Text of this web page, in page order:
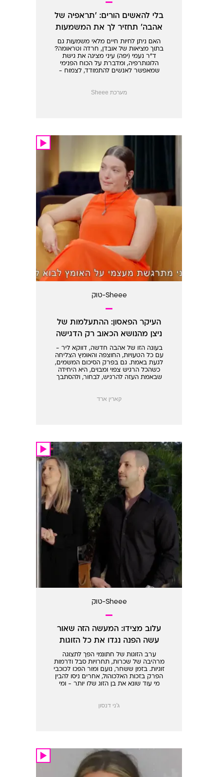
בלי להאשים הורים: 'תראפיה של
אהבה' תחזיר לך את המשמעות
לחיים
האם ניתן לחיות חיים מלאי משמעות גם
בתוך מציאות של אובדן, חרדה וטראומה?
ד"ר נעמי (יפה) עיני מציגה את גישת
הלוגותרפיה, ומדברת על הכוח הפנימי
שמאפשר לאנשים להתמודד, לצמוח -
מערכת Sheee
Sheee-טוק
העיקר הפאסון: ההתעלמות של
ניצן מהנושא הכאוב רק הדגישה
אותו
בעונה הזו של אהבה חדשה, דווקא ליר -
עם כל הטעויות, החוצפה והאומץ הצליחה
לגעת באמת. גם בפרק הסיכום המשמים,
כשהכל הרגיש צפוי ומבוים, היא היחידה
שבאמת העזה להרגיש, לבחור, ולהסתבך
קארין ארד
Sheee-טוק
עלוב מצידו: המעשה הזה שאור
עשה הפנה נגדו את כל הזוגות
ערב הזוגות של חתונמי הפך לתצוגה
מרהיבה של שכרות, תחרויות סבל ודרמות
זוגיות. בזמן ששחר, נועם ומור הפכו לכוכבי
הפרק בזכות האלכוהול, אחרים ניסו להבין
מי עוד שונא את בן הזוג שלו יותר - ומי
ג'ני דנסון